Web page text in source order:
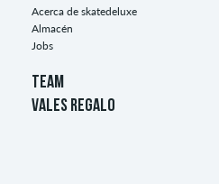
Acerca de skatedeluxe
Almacén
Jobs
TEAM
VALES REGALO